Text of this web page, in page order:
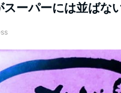
ーパーには並ばな